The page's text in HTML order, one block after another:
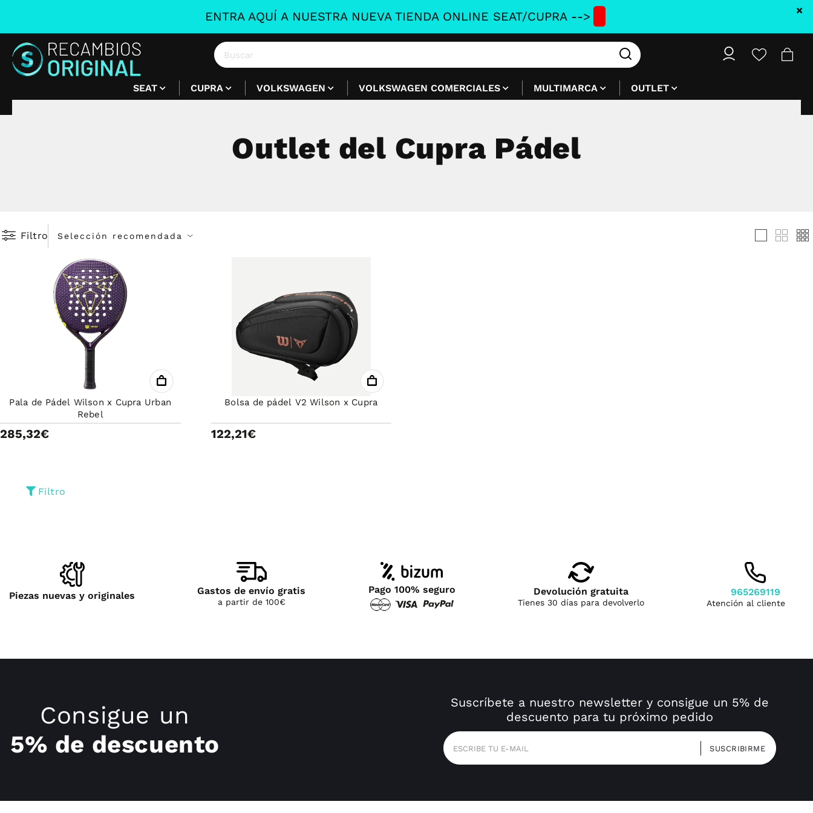
ENTRA AQUÍ A NUESTRA NUEVA TIENDA ONLINE SEAT/CUPRA -->
SEAT CUPRA VOLKSWAGEN VOLKSWAGEN COMERCIALES MULTIMARCA OUTLET
Outlet del Cupra Pádel
Outlet del Cupra Pádel
Filtro
Pala de Pádel Wilson x Cupra Urban
Rebel
285,32€
Bolsa de pádel V2 Wilson x Cupra
122,21€
Filtro
Piezas nuevas y originales Gastos de envío gratis
a partir de 100€
Pago 100% seguro Devolución gratuita
Tienes 30 días para devolverlo
965269119
Atención al cliente
Consigue un
5% de descuento
Suscríbete a nuestro newsletter y consigue un 5% de
descuento para tu próximo pedido